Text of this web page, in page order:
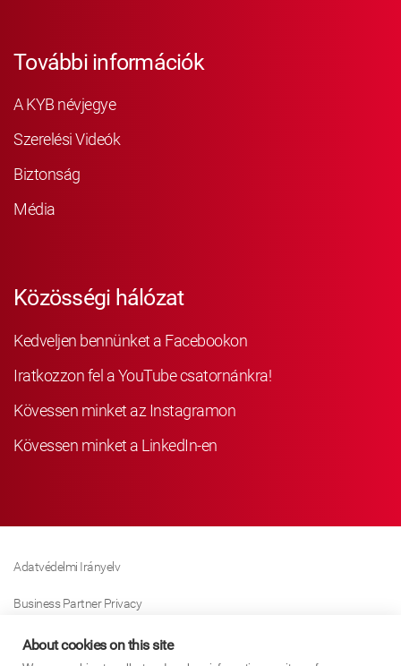
További információk
A KYB névjegye
Szerelési Videók
Biztonság
Média
Közösségi hálózat
Kedveljen bennünket a Facebookon
Iratkozzon fel a YouTube csatornánkra!
Kövessen minket az Instagramon
Kövessen minket a LinkedIn-en
Adatvédelmi Irányelv
Business Partner Privacy
Sütikre Vonatkozó Irányelv
About cookies on this site